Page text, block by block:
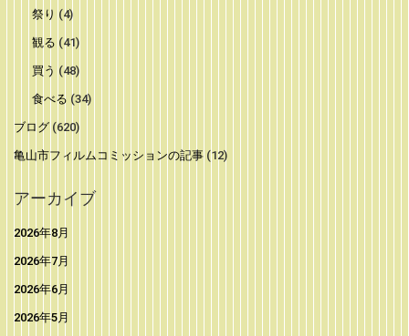
祭り (4)
観る (41)
買う (48)
食べる (34)
ブログ (620)
亀山市フィルムコミッションの記事 (12)
アーカイブ
2026年8月
2026年7月
2026年6月
2026年5月